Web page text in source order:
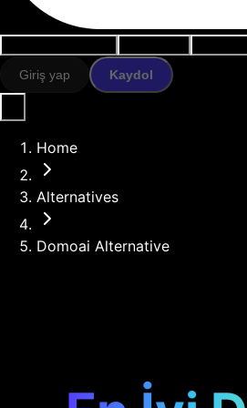
Giriş yap Kaydol
Home
Alternatives
Domoai Alternative